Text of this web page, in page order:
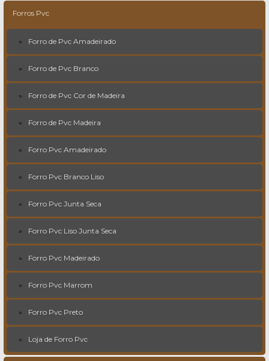
Forros Pvc
Forro de Pvc Amadeirado
Forro de Pvc Branco
Forro de Pvc Cor de Madeira
Forro de Pvc Madeira
Forro Pvc Amadeirado
Forro Pvc Branco Liso
Forro Pvc Junta Seca
Forro Pvc Liso Junta Seca
Forro Pvc Madeirado
Forro Pvc Marrom
Forro Pvc Preto
Loja de Forro Pvc